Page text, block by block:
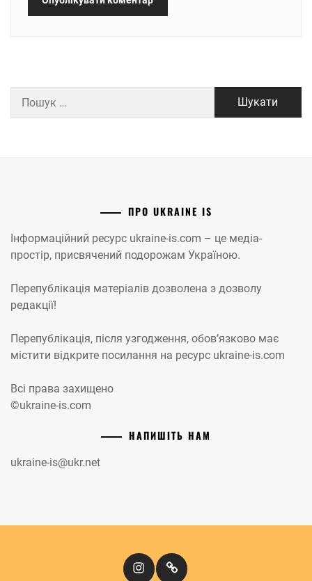
ПРО UKRAINE IS
Інформаційний ресурс ukraine-is.com – це медіа-
простір, присвячений подорожам Україною.
Перепублікація матеріалів дозволена з дозволу
редакції!
Перепублікація, після узгодження, обов’язково має
містити відкрите посилання на ресурс ukraine-is.com
Всі права захищено
©ukraine-is.com
НАПИШІТЬ НАМ
ukraine-is@ukr.net
InstagramКіномандри